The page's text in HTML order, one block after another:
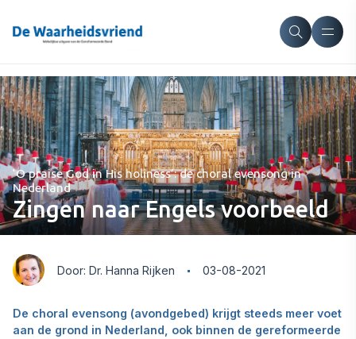
‘O praise God in His holiness’: de choral evensong in
Nederland
Zingen naar Engels voorbeeld
Door: Dr. Hanna Rijken 03-08-2021
De choral evensong (avondgebed) krijgt steeds meer voet
aan de grond in Nederland, ook binnen de gereformeerde